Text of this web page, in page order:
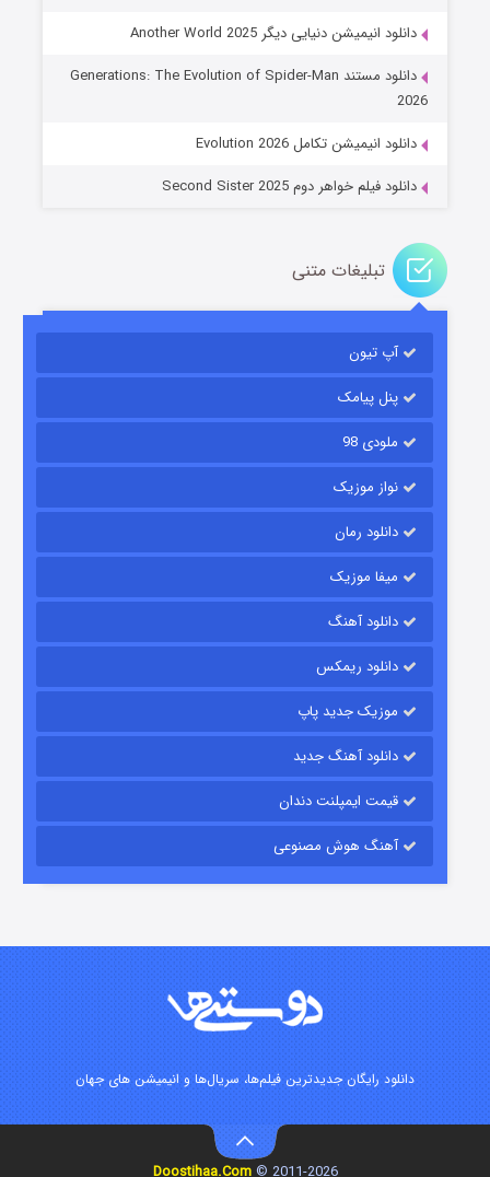
جادوگری در مغولستان
قسمت۱۴ (زیرنویس) منتشر شد
باب اسفنجی فصل ۱۷
قسمت۶ (زیرنویس) منتشر شد
قسمت۱۵ (دوبله) منتشر شد
دانلود انیمیشن دنیایی دیگر Another World 2025
دانلود مستند Generations: The Evolution of Spider-Man
2026
دانلود انیمیشن تکامل Evolution 2026
دانلود فیلم خواهر دوم Second Sister 2025
تبلیغات متنی
آپ تیون
پنل پیامک
ملودی 98
نواز موزیک
دانلود رمان
میفا موزیک
دانلود آهنگ
دانلود ریمکس
موزیک جدید پاپ
دانلود آهنگ جدید
قیمت ایمپلنت دندان
آهنگ هوش مصنوعی
دانلود رایگان جدیدترین فیلم‌ها، سریال‌ها و انیمیشن های جهان
2011-2026 ©
Doostihaa.Com